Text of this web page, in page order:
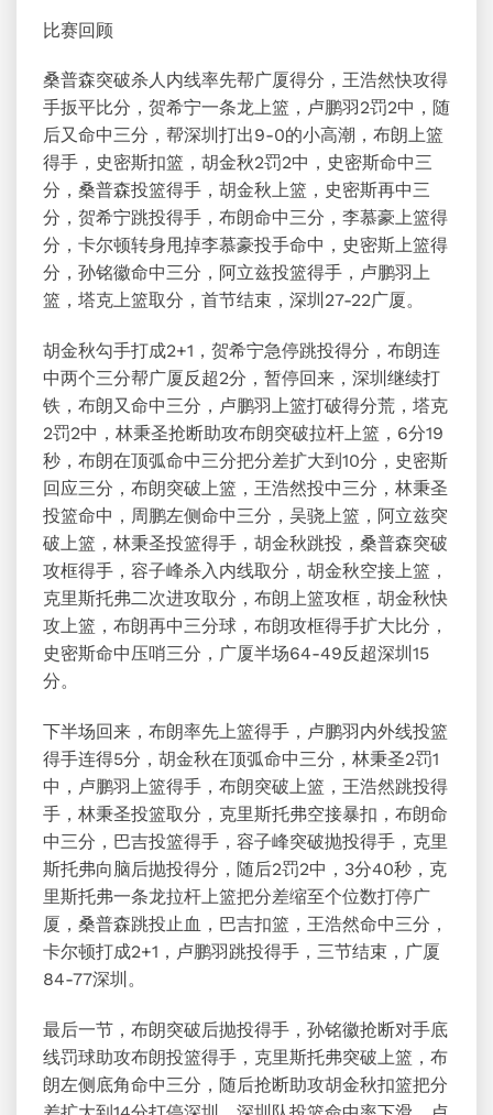
比赛回顾
桑普森突破杀人内线率先帮广厦得分，王浩然快攻得
手扳平比分，贺希宁一条龙上篮，卢鹏羽2罚2中，随
后又命中三分，帮深圳打出9-0的小高潮，布朗上篮
得手，史密斯扣篮，胡金秋2罚2中，史密斯命中三
分，桑普森投篮得手，胡金秋上篮，史密斯再中三
分，贺希宁跳投得手，布朗命中三分，李慕豪上篮得
分，卡尔顿转身甩掉李慕豪投手命中，史密斯上篮得
分，孙铭徽命中三分，阿立兹投篮得手，卢鹏羽上
篮，塔克上篮取分，首节结束，深圳27-22广厦。
胡金秋勾手打成2+1，贺希宁急停跳投得分，布朗连
中两个三分帮广厦反超2分，暂停回来，深圳继续打
铁，布朗又命中三分，卢鹏羽上篮打破得分荒，塔克
2罚2中，林秉圣抢断助攻布朗突破拉杆上篮，6分19
秒，布朗在顶弧命中三分把分差扩大到10分，史密斯
回应三分，布朗突破上篮，王浩然投中三分，林秉圣
投篮命中，周鹏左侧命中三分，吴骁上篮，阿立兹突
破上篮，林秉圣投篮得手，胡金秋跳投，桑普森突破
攻框得手，容子峰杀入内线取分，胡金秋空接上篮，
克里斯托弗二次进攻取分，布朗上篮攻框，胡金秋快
攻上篮，布朗再中三分球，布朗攻框得手扩大比分，
史密斯命中压哨三分，广厦半场64-49反超深圳15
分。
下半场回来，布朗率先上篮得手，卢鹏羽内外线投篮
得手连得5分，胡金秋在顶弧命中三分，林秉圣2罚1
中，卢鹏羽上篮得手，布朗突破上篮，王浩然跳投得
手，林秉圣投篮取分，克里斯托弗空接暴扣，布朗命
中三分，巴吉投篮得手，容子峰突破抛投得手，克里
斯托弗向脑后抛投得分，随后2罚2中，3分40秒，克
里斯托弗一条龙拉杆上篮把分差缩至个位数打停广
厦，桑普森跳投止血，巴吉扣篮，王浩然命中三分，
卡尔顿打成2+1，卢鹏羽跳投得手，三节结束，广厦
84-77深圳。
最后一节，布朗突破后抛投得手，孙铭徽抢断对手底
线罚球助攻布朗投篮得手，克里斯托弗突破上篮，布
朗左侧底角命中三分，随后抢断助攻胡金秋扣篮把分